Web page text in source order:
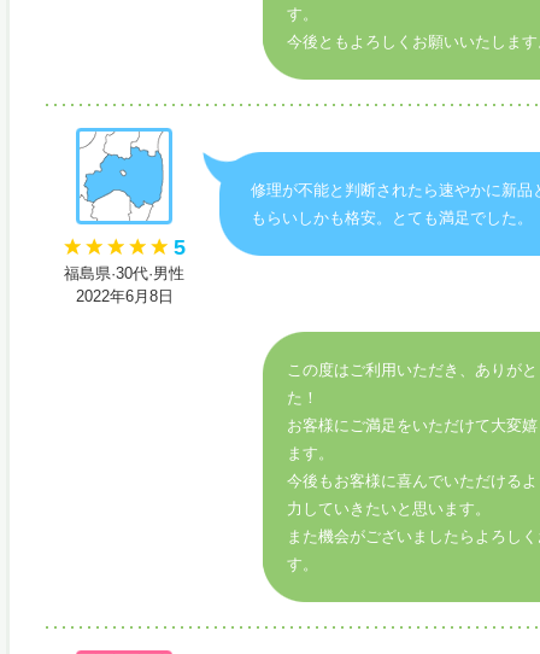
す。
今後ともよろしくお願いいたしま
5
福島県·30代·男性
2022年6月8日
修理が不能と判断されたら速やかに新品
もらいしかも格安。とても満足でした。
この度はご利用いただき、ありが
た！
お客様にご満足をいただけて大変
ます。
今後もお客様に喜んでいただける
力していきたいと思います。
また機会がございましたらよろし
す。